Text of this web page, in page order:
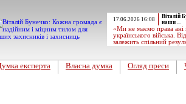
17.06.2026 16:08
Віталій
наши ...
«Ми не маємо права ані
українського війська.
залежить спільний
експерта Власна думка Огляд преси